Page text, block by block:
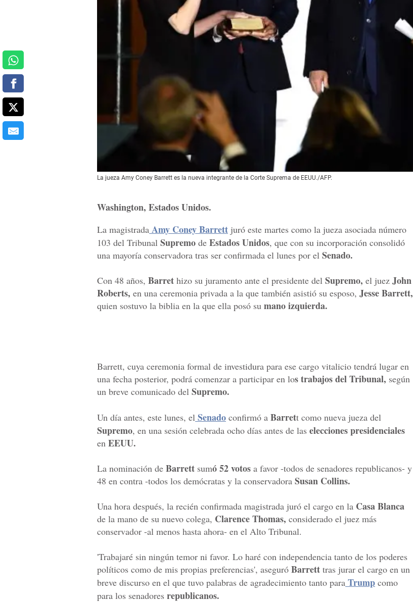
La jueza Amy Coney Barrett es la nueva integrante de la Corte Suprema de EEUU./AFP.
Washington, Estados Unidos.
La magistrada Amy Coney Barrett juró este martes como la jueza asociada número
103 del Tribunal Supremo de Estados Unidos, que con su incorporación consolidó
una mayoría conservadora tras ser confirmada el lunes por el Senado.
Con 48 años, Barret hizo su juramento ante el presidente del Supremo, el juez John
Roberts, en una ceremonia privada a la que también asistió su esposo, Jesse Barrett,
quien sostuvo la biblia en la que ella posó su mano izquierda.
Barrett, cuya ceremonia formal de investidura para ese cargo vitalicio tendrá lugar en
una fecha posterior, podrá comenzar a participar en los trabajos del Tribunal, según
un breve comunicado del Supremo.
Un día antes, este lunes, el Senado confirmó a Barrett como nueva jueza del
Supremo, en una sesión celebrada ocho días antes de las elecciones presidenciales
en EEUU.
La nominación de Barrett sumó 52 votos a favor -todos de senadores republicanos- y
48 en contra -todos los demócratas y la conservadora Susan Collins.
Una hora después, la recién confirmada magistrada juró el cargo en la Casa Blanca
de la mano de su nuevo colega, Clarence Thomas, considerado el juez más
conservador -al menos hasta ahora- en el Alto Tribunal.
'Trabajaré sin ningún temor ni favor. Lo haré con independencia tanto de los poderes
políticos como de mis propias preferencias', aseguró Barrett tras jurar el cargo en un
breve discurso en el que tuvo palabras de agradecimiento tanto para Trump como
para los senadores republicanos.